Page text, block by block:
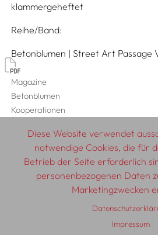
klammergeheftet
Reihe/Band
Betonblumen | Street Art Passage
Magazine
Betonblumen
Kooperationen
© 2026 SCHLEBRÜGGE.EDITOR
Textautor:innen
Diese Website verwendet
notwendige Cookies, die für
Betrieb der Seite erforderlich
personenbezogenen Daten
Marketingzwecken
Impressum